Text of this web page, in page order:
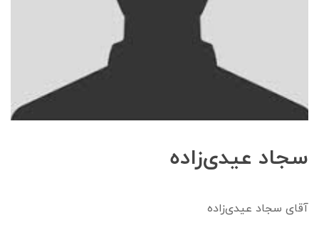
سجاد عیدی‌زاده
آقای سجاد عیدی‌زاده